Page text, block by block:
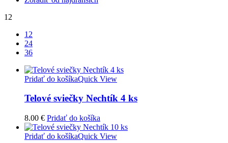
12
12
24
36
Pridať do košíkaQuick View
Telové sviečky Nechtík 4 ks
8.00 € Pridať do košíka
Pridať do košíkaQuick View